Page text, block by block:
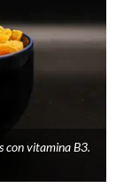
con vitamina B3.